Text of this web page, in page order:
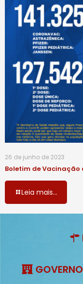
26 de junho de 2023
Boletim de Vacinação
Leia mais...
GOVERNO